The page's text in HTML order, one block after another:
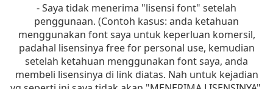
- Saya tidak menerima "lisensi font" setelah
penggunaan. (Contoh kasus: anda ketahuan
menggunakan font saya untuk keperluan komersil,
padahal lisensinya free for personal use, kemudian
setelah ketahuan menggunakan font saya, anda
membeli lisensinya di link diatas. Nah untuk kejadian